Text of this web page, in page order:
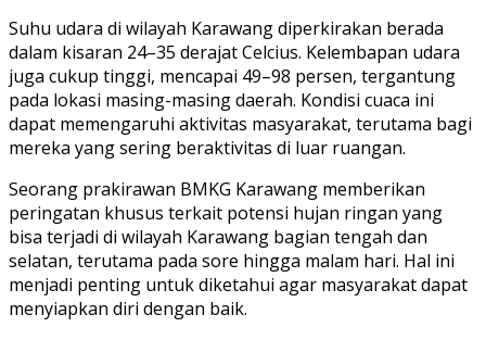
Suhu udara di wilayah Karawang diperkirakan berada
dalam kisaran 24–35 derajat Celcius. Kelembapan udara
juga cukup tinggi, mencapai 49–98 persen, tergantung
pada lokasi masing-masing daerah. Kondisi cuaca ini
dapat memengaruhi aktivitas masyarakat, terutama bagi
mereka yang sering beraktivitas di luar ruangan.
Seorang prakirawan BMKG Karawang memberikan
peringatan khusus terkait potensi hujan ringan yang
bisa terjadi di wilayah Karawang bagian tengah dan
selatan, terutama pada sore hingga malam hari. Hal ini
menjadi penting untuk diketahui agar masyarakat dapat
menyiapkan diri dengan baik.